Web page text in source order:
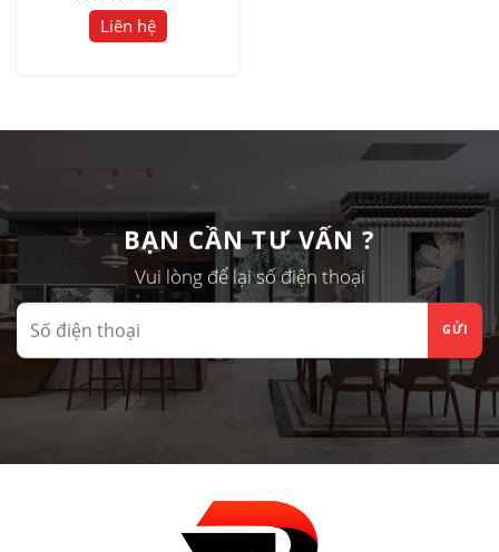
Liên hệ
BẠN CẦN TƯ VẤN ?
Vui lòng để lại số điện thoại